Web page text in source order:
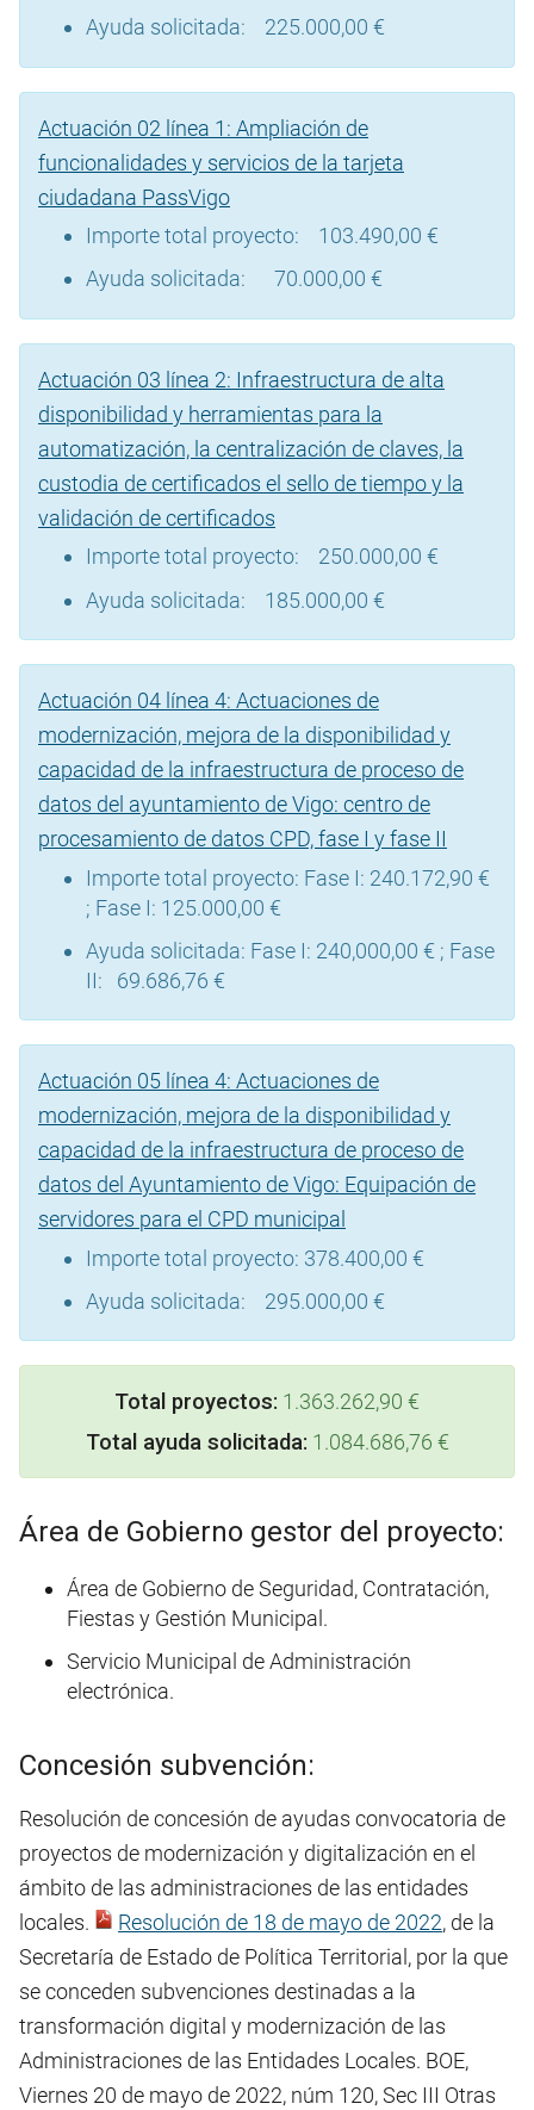
Ayuda solicitada: 225.000,00 €
Actuación 02 línea 1: Ampliación de
funcionalidades y servicios de la tarjeta
ciudadana PassVigo
Importe total proyecto: 103.490,00 €
Ayuda solicitada: 70.000,00 €
Actuación 03 línea 2: Infraestructura de alta
disponibilidad y herramientas para la
automatización, la centralización de claves, la
custodia de certificados el sello de tiempo y la
validación de certificados
Importe total proyecto: 250.000,00 €
Ayuda solicitada: 185.000,00 €
Actuación 04 línea 4: Actuaciones de
modernización, mejora de la disponibilidad y
capacidad de la infraestructura de proceso de
datos del ayuntamiento de Vigo: centro de
procesamiento de datos CPD, fase I y fase II
Importe total proyecto: Fase I: 240.172,90 €
; Fase I: 125.000,00 €
Ayuda solicitada: Fase I: 240,000,00 € ; Fase
II: 69.686,76 €
Actuación 05 línea 4: Actuaciones de
modernización, mejora de la disponibilidad y
capacidad de la infraestructura de proceso de
datos del Ayuntamiento de Vigo: Equipación de
servidores para el CPD municipal
Importe total proyecto: 378.400,00 €
Ayuda solicitada: 295.000,00 €
Total proyectos: 1.363.262,90 €
Total ayuda solicitada: 1.084.686,76 €
Área de Gobierno gestor del proyecto:
Área de Gobierno de Seguridad, Contratación,
Fiestas y Gestión Municipal.
Servicio Municipal de Administración
electrónica.
Concesión subvención:
Resolución de concesión de ayudas convocatoria de
proyectos de modernización y digitalización en el
ámbito de las administraciones de las entidades
locales.
Resolución de 18 de mayo de 2022, de la
Secretaría de Estado de Política Territorial, por la que
se conceden subvenciones destinadas a la
transformación digital y modernización de las
Administraciones de las Entidades Locales. BOE,
Viernes 20 de mayo de 2022, núm 120, Sec III Otras